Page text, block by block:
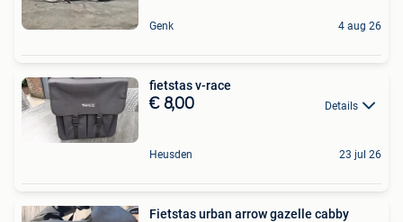
Genk 4 aug 26
fietstas v-race
€ 8,00 Details
Heusden 23 jul 26
Fietstas urban arrow gazelle cabby